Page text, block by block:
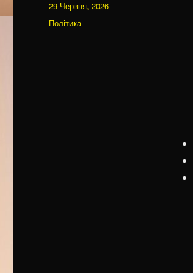
Оприлюднено
29 Червня, 2026
Категорії
Політика